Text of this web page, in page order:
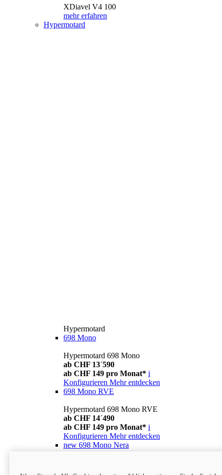
XDiavel V4 100
mehr erfahren
Hypermotard
Hypermotard
698 Mono
Hypermotard 698 Mono
ab CHF 13´590
ab CHF 149 pro Monat* i
Konfigurieren Mehr entdecken
698 Mono RVE
Hypermotard 698 Mono RVE
ab CHF 14´490
ab CHF 149 pro Monat* i
Konfigurieren Mehr entdecken
new 698 Mono Nera
ab CHF 13´990